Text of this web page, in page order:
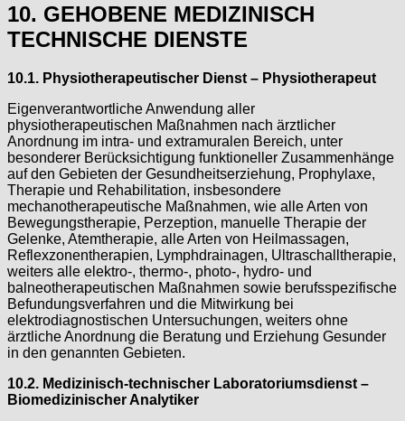
10. GEHOBENE MEDIZINISCH
TECHNISCHE DIENSTE
10.1. Physiotherapeutischer Dienst – Physiotherapeut
Eigenverantwortliche Anwendung aller
physiotherapeutischen Maßnahmen nach ärztlicher
Anordnung im intra- und extramuralen Bereich, unter
besonderer Berücksichtigung funktioneller Zusammenhänge
auf den Gebieten der Gesundheitserziehung, Prophylaxe,
Therapie und Rehabilitation, insbesondere
mechanotherapeutische Maßnahmen, wie alle Arten von
Bewegungstherapie, Perzeption, manuelle Therapie der
Gelenke, Atemtherapie, alle Arten von Heilmassagen,
Reflexzonentherapien, Lymphdrainagen, Ultraschalltherapie,
weiters alle elektro-, thermo-, photo-, hydro- und
balneotherapeutischen Maßnahmen sowie berufsspezifische
Befundungsverfahren und die Mitwirkung bei
elektrodiagnostischen Untersuchungen, weiters ohne
ärztliche Anordnung die Beratung und Erziehung Gesunder
in den genannten Gebieten.
10.2. Medizinisch-technischer Laboratoriumsdienst –
Biomedizinischer Analytiker